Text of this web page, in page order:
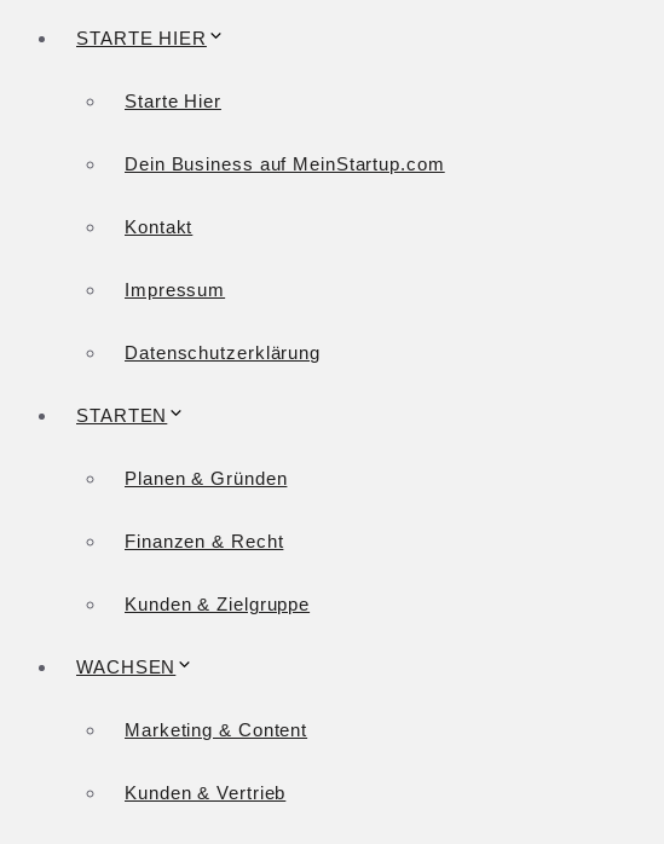
STARTE HIER
Starte Hier
Dein Business auf MeinStartup.com
Kontakt
Impressum
Datenschutzerklärung
STARTEN
Planen & Gründen
Finanzen & Recht
Kunden & Zielgruppe
WACHSEN
Marketing & Content
Kunden & Vertrieb